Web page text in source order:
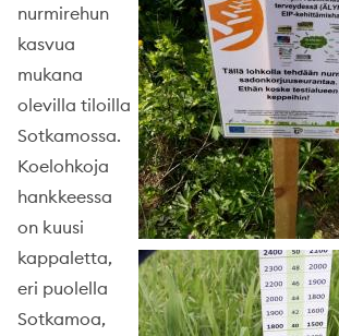
nurmirehun
kasvua
mukana
olevilla tiloilla
Sotkamossa.
Koelohkoja
hankkeessa
on kuusi
kappaletta,
eri puolella
Sotkamoa,